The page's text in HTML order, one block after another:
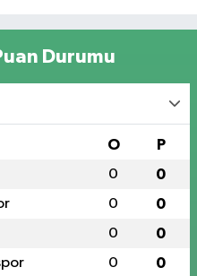
Durumu
O P
0 0
0 0
0 0
0 0